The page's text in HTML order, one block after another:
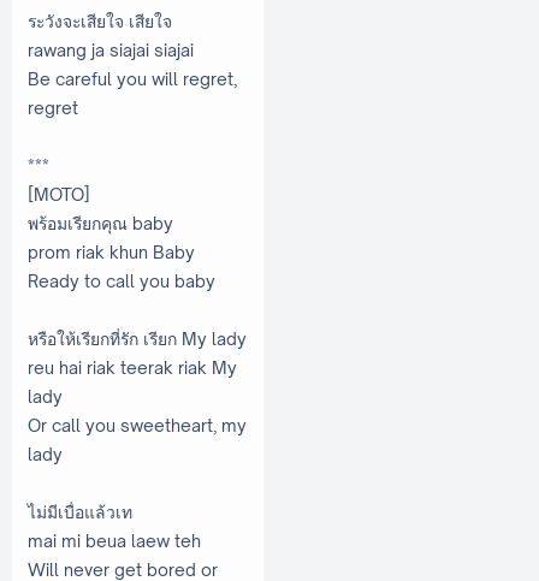
ระวังจะเสียใจ เสียใจ
rawang ja siajai siajai
Be careful you will regret,
regret
***
[MOTO]
พร้อมเรียกคุณ baby
prom riak khun Baby
Ready to call you baby
หรือให้เรียกที่รัก เรียก My lady
reu hai riak teerak riak My
lady
Or call you sweetheart, my
lady
ไม่มีเบื่อแล้วเท
mai mi beua laew teh
Will never get bored or